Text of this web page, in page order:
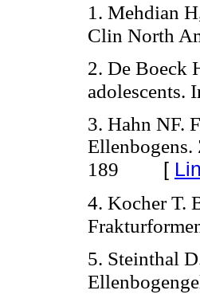
1. Mehdian
Clin North
2. De Boeck
adolescents.
3. Hahn NF.
189 [
4. Kocher T.
5. Steinthal